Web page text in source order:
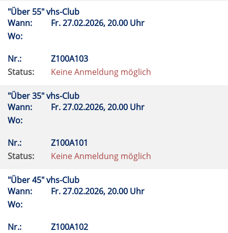
"Über 55" vhs-Club
Wann:
Fr.27.02.2026, 20.00 Uhr
Wo:
Nr.:
Z100A103
Status:
Keine Anmeldung möglich
"Über 35" vhs-Club
Wann:
Fr.27.02.2026, 20.00 Uhr
Wo:
Nr.:
Z100A101
Status:
Keine Anmeldung möglich
"Über 45" vhs-Club
Wann:
Fr.27.02.2026, 20.00 Uhr
Wo:
Nr.:
Z100A102